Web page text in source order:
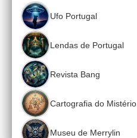
Ufo Portugal
Lendas de Portugal
Revista Bang
Cartografia do Mistério
Museu de Merrylin